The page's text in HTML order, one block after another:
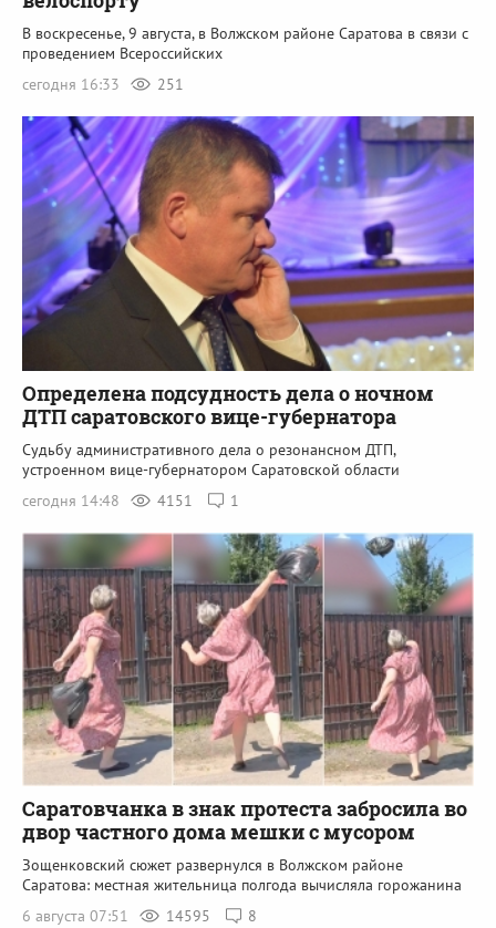
В воскресенье, 9 августа, в Волжском районе Саратова в связи с
проведением Всероссийских
сегодня 16:33
251
Определена подсудность дела о ночном
ДТП саратовского вице-губернатора
Судьбу административного дела о резонансном ДТП,
устроенном вице-губернатором Саратовской области
сегодня 14:48
4151 1
Саратовчанка в знак протеста забросила во
двор частного дома мешки с мусором
Зощенковский сюжет развернулся в Волжском районе
Саратова: местная жительница полгода вычисляла горожанина
6 августа 07:51
14595 8